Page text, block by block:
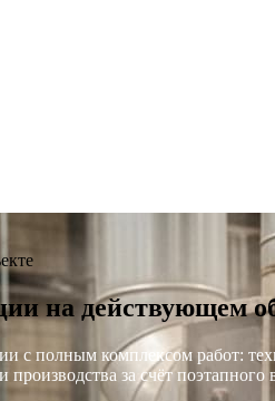
на действующем
полным комплексом работ:
за счёт поэтапного